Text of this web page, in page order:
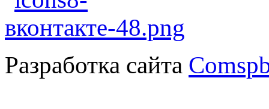
Разработка сайта